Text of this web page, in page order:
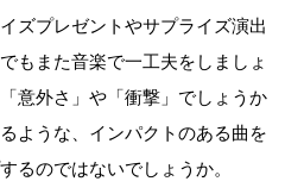
ズプレゼントやサプライズ演出
もまた音楽で一工夫をしましょ
意外さ」や「衝撃」でしょうか
ような、インパクトのある曲を
るのではないでしょうか。